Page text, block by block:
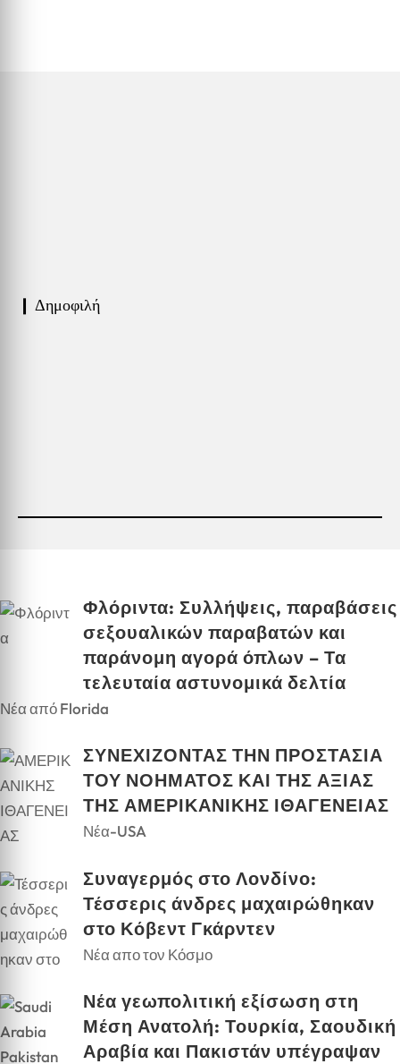
❙ Δημοφιλή
Φλόριντα: Συλλήψεις, παραβάσεις
σεξουαλικών παραβατών και
παράνομη αγορά όπλων – Τα
τελευταία αστυνομικά δελτία
Νέα από Florida
ΣΥΝΕΧΙΖΟΝΤΑΣ ΤΗΝ ΠΡΟΣΤΑΣΙΑ
ΤΟΥ ΝΟΗΜΑΤΟΣ ΚΑΙ ΤΗΣ ΑΞΙΑΣ
ΤΗΣ ΑΜΕΡΙΚΑΝΙΚΗΣ ΙΘΑΓΕΝΕΙΑΣ
Νέα-USA
Συναγερμός στο Λονδίνο:
Τέσσερις άνδρες μαχαιρώθηκαν
στο Κόβεντ Γκάρντεν
Νέα απο τον Κόσμο
Νέα γεωπολιτική εξίσωση στη
Μέση Ανατολή: Τουρκία, Σαουδική
Αραβία και Πακιστάν υπέγραψαν